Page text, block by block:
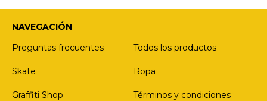
NAVEGACIÓN
Preguntas frecuentes
Todos los productos
Skate Ropa
Graffiti Shop Términos y condiciones